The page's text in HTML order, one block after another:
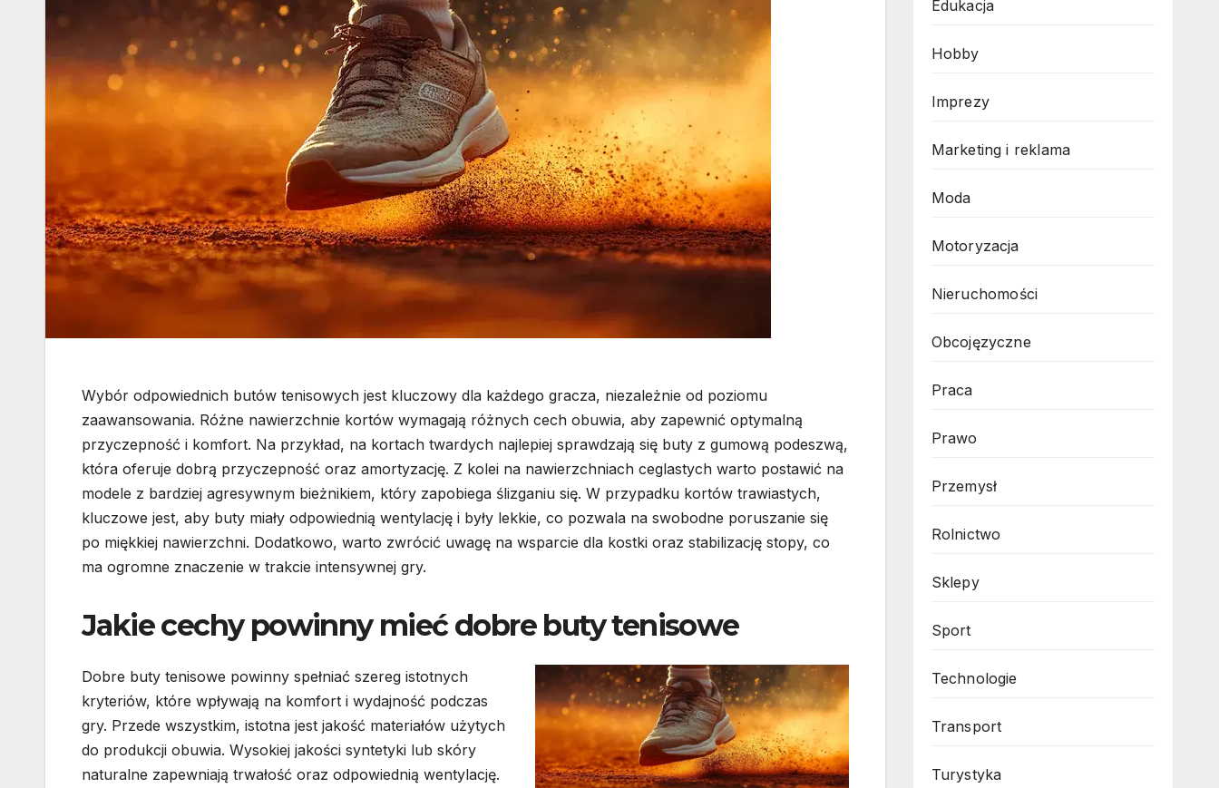
Wybór odpowiednich butów tenisowych jest kluczowy dla każdego gracza, niezależnie od poziomu
zaawansowania. Różne nawierzchnie kortów wymagają różnych cech obuwia, aby zapewnić optymalną
przyczepność i komfort. Na przykład, na kortach twardych najlepiej sprawdzają się buty z gumową podeszwą,
która oferuje dobrą przyczepność oraz amortyzację. Z kolei na nawierzchniach ceglastych warto postawić na
modele z bardziej agresywnym bieżnikiem, który zapobiega ślizganiu się. W przypadku kortów trawiastych,
kluczowe jest, aby buty miały odpowiednią wentylację i były lekkie, co pozwala na swobodne poruszanie się
po miękkiej nawierzchni. Dodatkowo, warto zwrócić uwagę na wsparcie dla kostki oraz stabilizację stopy, co
ma ogromne znaczenie w trakcie intensywnej gry.
Jakie cechy powinny mieć dobre buty tenisowe
Dobre buty tenisowe powinny spełniać szereg istotnych
kryteriów, które wpływają na komfort i wydajność podczas
gry. Przede wszystkim, istotna jest jakość materiałów użytych
do produkcji obuwia. Wysokiej jakości syntetyki lub skóry
naturalne zapewniają trwałość oraz odpowiednią wentylację.
Edukacja
Hobby
Imprezy
Marketing i reklama
Moda
Motoryzacja
Nieruchomości
Obcojęzyczne
Praca
Prawo
Przemysł
Rolnictwo
Sklepy
Sport
Technologie
Transport
Turystyka